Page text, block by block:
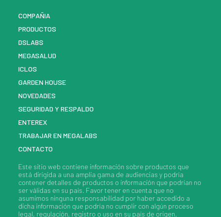
COMPAÑIA
PRODUCTOS
DSLABS
MEGASALUD
ICLOS
GARDEN HOUSE
NOVEDADES
SEGURIDAD Y RESPALDO
ENTEREX
TRABAJAR EN MEGALABS
CONTACTO
Este sitio web contiene información sobre productos que
está dirigida a una amplia gama de audiencias y podría
contener detalles de productos o información que podrían no
ser válidas en su país. Favor tener en cuenta que no
asumimos ninguna responsabilidad por haber accedido a
dicha información que podría no cumplir con algún proceso
legal, regulación, registro o uso en su país de origen.